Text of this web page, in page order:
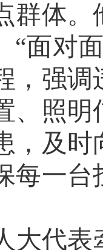
群体
“面对
，强
、照
，及
每一
大代